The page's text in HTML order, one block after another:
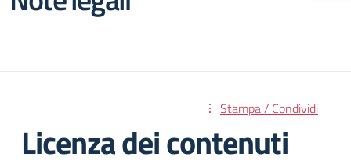
Stampa / Condividi
Licenza dei contenuti